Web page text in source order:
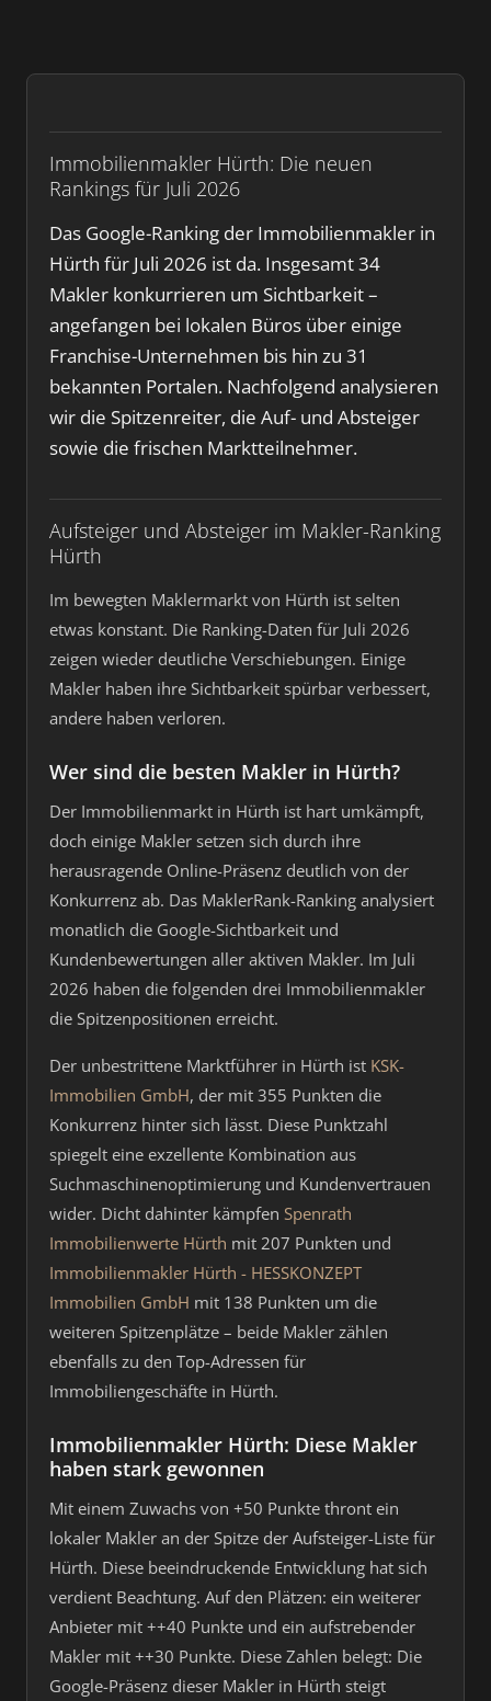
Immobilienmakler Hürth: Die neuen
Rankings für Juli 2026
Das Google-Ranking der Immobilienmakler in
Hürth für Juli 2026 ist da. Insgesamt 34
Makler konkurrieren um Sichtbarkeit –
angefangen bei lokalen Büros über einige
Franchise-Unternehmen bis hin zu 31
bekannten Portalen. Nachfolgend analysieren
wir die Spitzenreiter, die Auf- und Absteiger
sowie die frischen Marktteilnehmer.
Aufsteiger und Absteiger im Makler-Ranking
Hürth
Im bewegten Maklermarkt von Hürth ist selten
etwas konstant. Die Ranking-Daten für Juli 2026
zeigen wieder deutliche Verschiebungen. Einige
Makler haben ihre Sichtbarkeit spürbar verbessert,
andere haben verloren.
Wer sind die besten Makler in Hürth?
Der Immobilienmarkt in Hürth ist hart umkämpft,
doch einige Makler setzen sich durch ihre
herausragende Online-Präsenz deutlich von der
Konkurrenz ab. Das MaklerRank-Ranking analysiert
monatlich die Google-Sichtbarkeit und
Kundenbewertungen aller aktiven Makler. Im Juli
2026 haben die folgenden drei Immobilienmakler
die Spitzenpositionen erreicht.
Der unbestrittene Marktführer in Hürth ist KSK-
Immobilien GmbH, der mit 355 Punkten die
Konkurrenz hinter sich lässt. Diese Punktzahl
spiegelt eine exzellente Kombination aus
Suchmaschinenoptimierung und Kundenvertrauen
wider. Dicht dahinter kämpfen Spenrath
Immobilienwerte Hürth mit 207 Punkten und
Immobilienmakler Hürth - HESSKONZEPT
Immobilien GmbH mit 138 Punkten um die
weiteren Spitzenplätze – beide Makler zählen
ebenfalls zu den Top-Adressen für
Immobiliengeschäfte in Hürth.
Immobilienmakler Hürth: Diese Makler
haben stark gewonnen
Mit einem Zuwachs von +50 Punkte thront ein
lokaler Makler an der Spitze der Aufsteiger-Liste für
Hürth. Diese beeindruckende Entwicklung hat sich
verdient Beachtung. Auf den Plätzen: ein weiterer
Anbieter mit ++40 Punkte und ein aufstrebender
Makler mit ++30 Punkte. Diese Zahlen belegt: Die
Google-Präsenz dieser Makler in Hürth steigt